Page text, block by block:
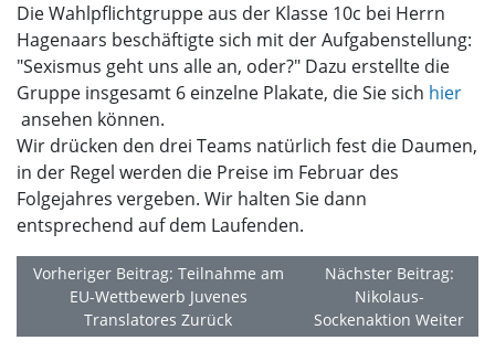
Die Wahlpflichtgruppe aus der Klasse 10c bei Herrn
Hagenaars beschäftigte sich mit der Aufgabenstellung:
"Sexismus geht uns alle an, oder?" Dazu erstellte die
Gruppe insgesamt 6 einzelne Plakate, die Sie sich hier
ansehen können.
Wir drücken den drei Teams natürlich fest die Daumen,
in der Regel werden die Preise im Februar des
Folgejahres vergeben. Wir halten Sie dann
entsprechend auf dem Laufenden.
Vorheriger Beitrag: Teilnahme am
EU-Wettbewerb Juvenes
TranslatoresZurück
Nächster Beitrag:
Nikolaus-
SockenaktionWeiter